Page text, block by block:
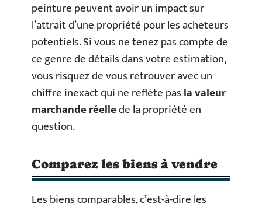
peinture peuvent avoir un impact sur
l’attrait d’une propriété pour les acheteurs
potentiels. Si vous ne tenez pas compte de
ce genre de détails dans votre estimation,
vous risquez de vous retrouver avec un
chiffre inexact qui ne reflète pasla valeur
marchande réellede la propriété en
question.
Comparez les biens à vendre
Les biens comparables, c’est-à-dire les